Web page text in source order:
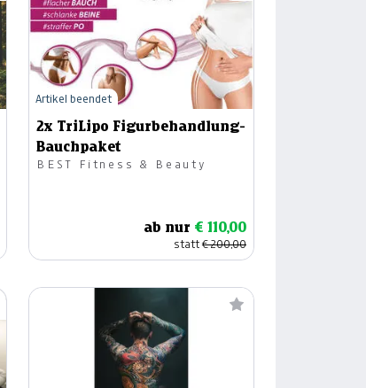
2x TriLipo Figurbehandlung-
Bauchpaket
BEST Fitness & Beauty
ab nur € 110,00
statt€ 200,00
Artikel beendet